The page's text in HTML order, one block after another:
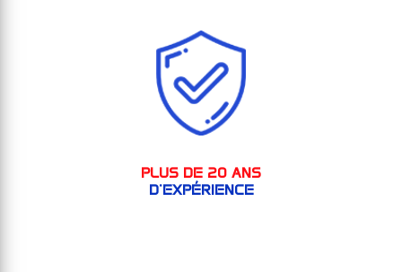
PLUS DE 20 ANS
D'EXPÉRIENCE